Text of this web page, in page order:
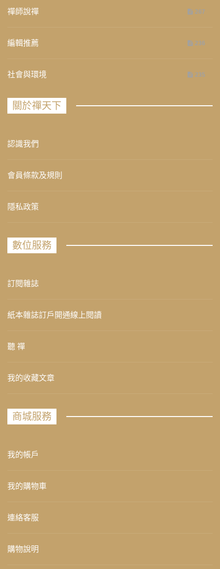
禪師說禪 267
編輯推薦 236
社會與環境 235
關於禪天下
認識我們
會員條款及規則
隱私政策
數位服務
訂閱雜誌
紙本雜誌訂戶開通線上閱讀
聽 禪
我的收藏文章
商城服務
我的帳戶
我的購物車
連絡客服
購物說明